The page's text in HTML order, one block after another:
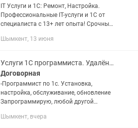
IT Услуги и 1С: Ремонт, Настройка.
Профессиональные IT-услуги и 1С от
специалиста с 13+ лет опыта! Срочный
настройка серверов,
автоматизация...
Шымкент, 13 июня
Услуги 1С программиста. Удалёнка.
Договорная
-Программист по 1с. Установка,
настройка, обслуживание, обновление
Запрограммирую, любой другой
••••• • IT - УСЛУГИ ПРОГРАММИСТА • Все
Шымкент, вчера